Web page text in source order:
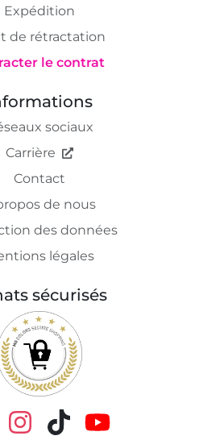
Expédition
de rétractation
le contrat
sociaux
Carrière
Contact
de nous
des données
légales
sécurisés